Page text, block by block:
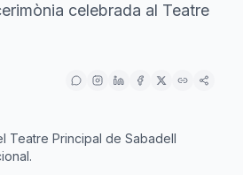
celebrada al Teatre
Teatre Principal de Sabadell